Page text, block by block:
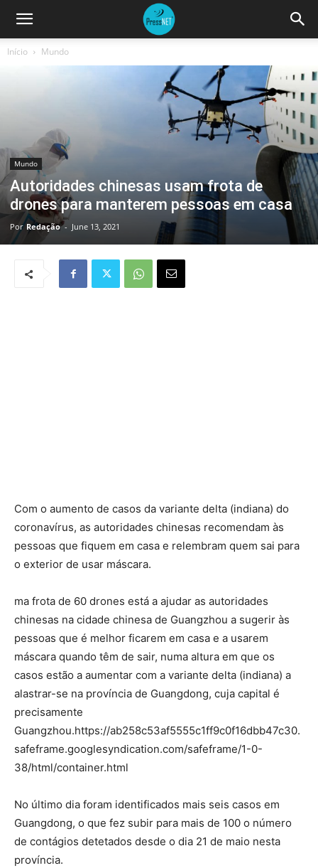
Início Mundo
Mundo
Autoridades chinesas usam frota de
drones para manterem pessoas em casa
Por Redação - June 13, 2021
Com o aumento de casos da variante delta (indiana) do
coronavírus, as autoridades chinesas recomendam às
pessoas que fiquem em casa e relembram quem sai para
o exterior de usar máscara.
ma frota de 60 drones está a ajudar as autoridades
chinesas na cidade chinesa de Guangzhou a sugerir às
pessoas que é melhor ficarem em casa e a usarem
máscara quando têm de sair, numa altura em que os
casos estão a aumentar com a variante delta (indiana) a
alastrar-se na província de Guangdong, cuja capital é
precisamente
Guangzhou.https://ab258c53af5555c1ff9c0f16dbb47c30.
safeframe.googlesyndication.com/safeframe/1-0-
38/html/container.html
No último dia foram identificados mais seis casos em
Guangdong, o que fez subir para mais de 100 o número
de contágios detetados desde o dia 21 de maio nesta
província.